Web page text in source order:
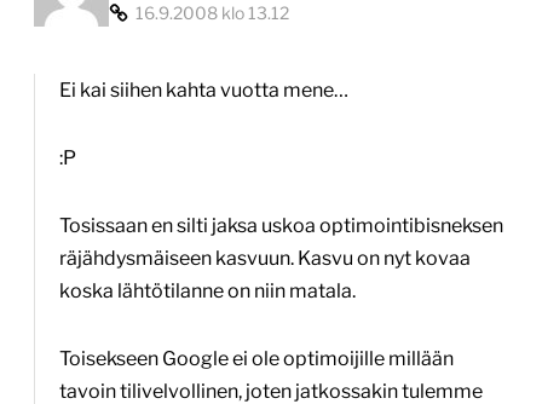
16.9.2008 klo 13.12
Ei kai siihen kahta vuotta mene…
:P
Tosissaan en silti jaksa uskoa optimointibisneksen
räjähdysmäiseen kasvuun. Kasvu on nyt kovaa
koska lähtötilanne on niin matala.
Toisekseen Google ei ole optimoijille millään
tavoin tilivelvollinen, joten jatkossakin tulemme